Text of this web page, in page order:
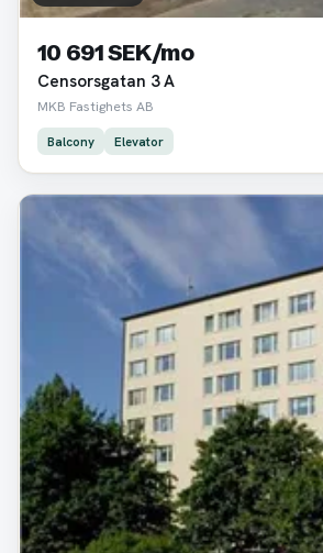
10 691 SEK/mo
Censorsgatan 3 A
MKB Fastighets AB
Balcony Elevator